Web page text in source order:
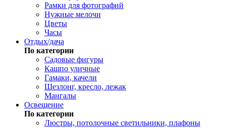
Рамки для фотографий
Нужные мелочи
Цветы
Часы
Отдых/дача
По категории
Садовые фигуры
Кашпо уличные
Гамаки, качели
Шезлонг, кресло, лежак
Мангалы
Освещение
По категории
Люстры, потолочные светильники, плафоны